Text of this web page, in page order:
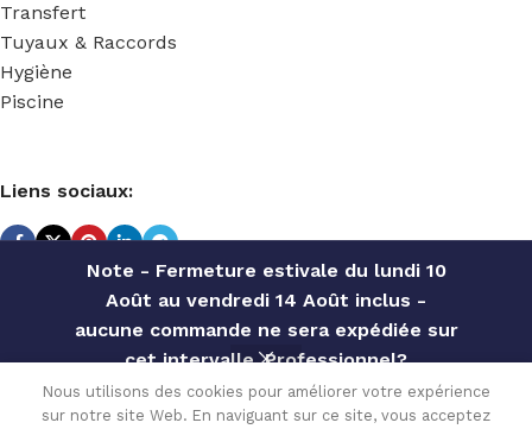
Note - Fermeture estivale du lundi 10
Août au vendredi 14 Août inclus -
aucune commande ne sera expédiée sur
cet intervalle. Professionnel?
Contactez notre service commercial
pour des offres personnalisées, des
Transfert
Tuyaux & Raccords
Hygiène
Piscine
Liens sociaux:
TECHNIDOSE 2022 Réalisé parACS INFORMATIQUE
Nous utilisons des cookies pour améliorer votre expérience
sur notre site Web. En naviguant sur ce site, vous acceptez
PHOENIX
ACCURATE804.00€
Disponible